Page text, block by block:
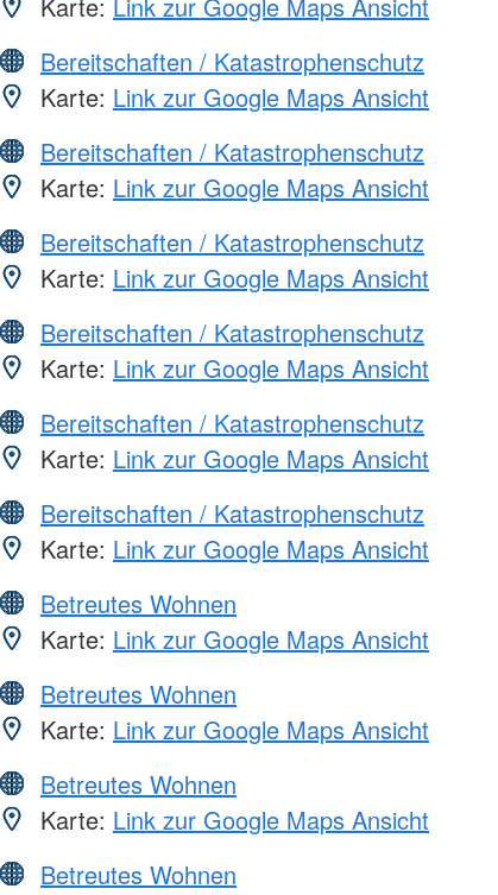
Bereitschaften / Katastrophenschutz
Karte: Link zur Google Maps Ansicht
Bereitschaften / Katastrophenschutz
Karte: Link zur Google Maps Ansicht
Bereitschaften / Katastrophenschutz
Karte: Link zur Google Maps Ansicht
Bereitschaften / Katastrophenschutz
Karte: Link zur Google Maps Ansicht
Bereitschaften / Katastrophenschutz
Karte: Link zur Google Maps Ansicht
Bereitschaften / Katastrophenschutz
Karte: Link zur Google Maps Ansicht
Betreutes Wohnen
Karte: Link zur Google Maps Ansicht
Betreutes Wohnen
Karte: Link zur Google Maps Ansicht
Betreutes Wohnen
Karte: Link zur Google Maps Ansicht
Betreutes Wohnen